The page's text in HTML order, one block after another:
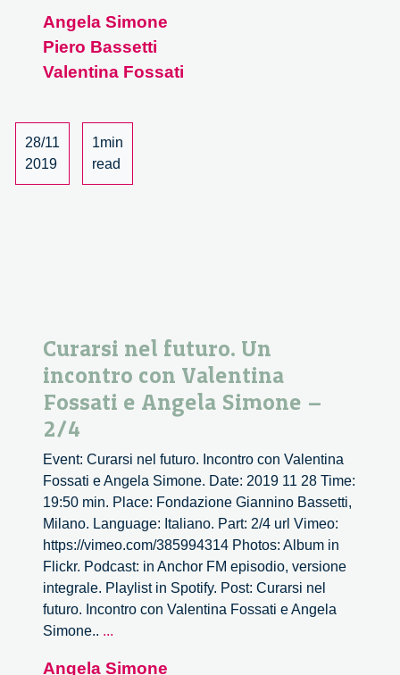
futuro.
Un
incontro
Fossati
e
Angela Simone
Piero Bassetti
Valentina Fossati
28/11
2019
1min
read
Curarsi nel futuro. Un
incontro con Valentina
Fossati e Angela Simone –
2/4
Event: Curarsi nel futuro. Incontro con Valentina
Fossati e Angela Simone. Date: 2019 11 28 Time:
19:50 min. Place: Fondazione Giannino Bassetti,
Milano. Language: Italiano. Part: 2/4 url Vimeo:
https://vimeo.com/385994314 Photos: Album in
Flickr. Podcast: in Anchor FM episodio, versione
integrale. Playlist in Spotify. Post: Curarsi nel
futuro. Incontro con Valentina Fossati e Angela
Simone.. ...
Angela Simone